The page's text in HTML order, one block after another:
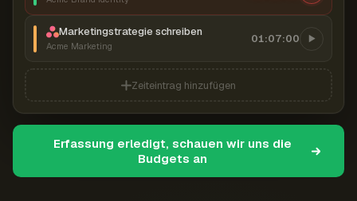
Marketingstrategie schreiben
Acme Marketing
01:07:00
Zeiteintrag hinzufügen
Erfassung erledigt, schauen wir uns die
Budgets an